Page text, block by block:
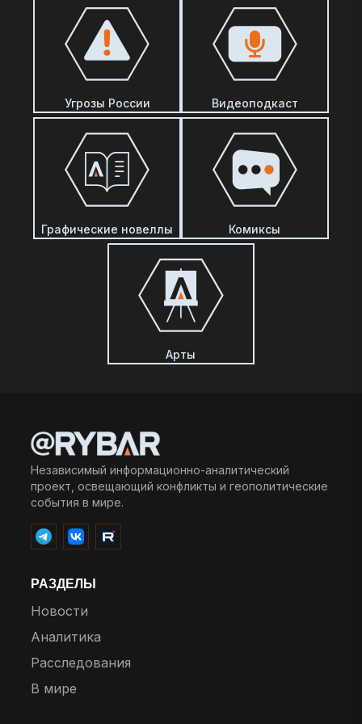
Угрозы России Видеоподкаст
Графические новеллы Комиксы
Арты
Независимый информационно-аналитический
проект, освещающий конфликты и геополитические
события в мире.
РАЗДЕЛЫ
Новости
Аналитика
Расследования
В мире